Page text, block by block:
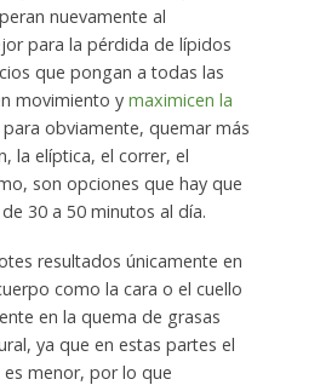
nuevamente al
para la pérdida de lípidos
que pongan a todas las
movimiento ymaximicen la
para obviamente, quemar más
la elíptica, el correr, el
son opciones que hay que
30 a 50 minutos al día.
resultados únicamente en
como la cara o el cuello
en la quema de grasas
ya que en estas partes el
menor, por lo que